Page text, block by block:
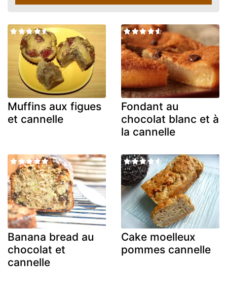
Muffins aux figues
et cannelle
Fondant au
chocolat blanc et à
la cannelle
Banana bread au
chocolat et
cannelle
Cake moelleux
pommes cannelle